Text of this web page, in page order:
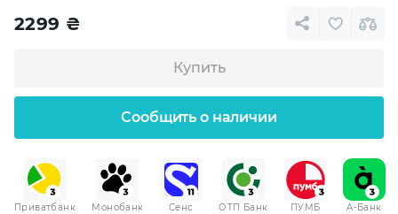
2299 ₴
Купить
Сообщить о наличии
Приватбанк Монобанк Сенс ОТП Банк ПУМБ A-Банк